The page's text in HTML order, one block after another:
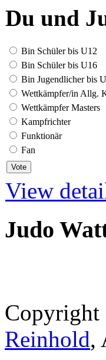
Du und
Bin Schüler bis U12
Bin Schüler bis U16
Bin Jugendlicher bis
Wettkämpfer/in Allg.
Wettkämpfer Masters
Kampfrichter
Funktionär
Fan
View
Judo
Reinhold,